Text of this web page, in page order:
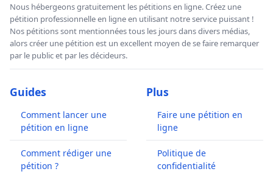
Nous hébergeons gratuitement les pétitions en ligne. Créez une
pétition professionnelle en ligne en utilisant notre service puissant !
Nos pétitions sont mentionnées tous les jours dans divers médias,
alors créer une pétition est un excellent moyen de se faire remarquer
par le public et par les décideurs.
Guides
Comment lancer une
pétition en ligne
Comment rédiger une
pétition ?
Plus
Faire une pétition en
ligne
Politique de
confidentialité